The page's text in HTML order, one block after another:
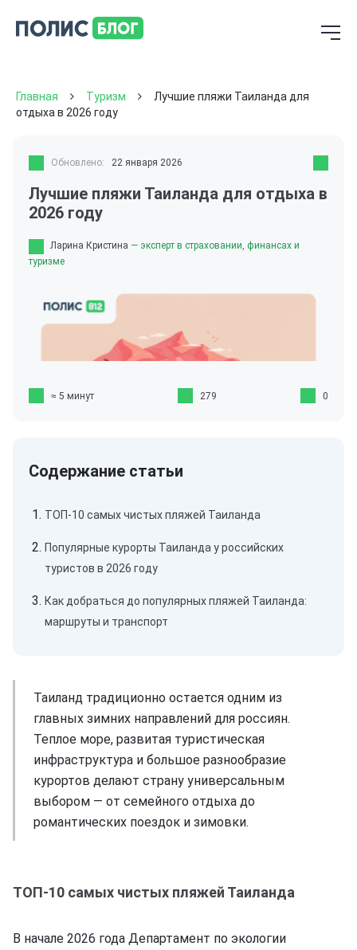
Главная Туризм
Лучшие пляжи Таиланда для
отдыха в 2026 году
Обновлено: 22 января 2026
Лучшие пляжи Таиланда для отдыха в
2026 году
Ларина Кристина — эксперт в страховании, финансах и
туризме
≈ 5 минут 279 0
ТОП-10 самых чистых пляжей Таиланда
Популярные курорты Таиланда у российских
туристов в 2026 году
Как добраться до популярных пляжей Таиланда:
маршруты и транспорт
Таиланд традиционно остается одним из
главных зимних направлений для россиян.
Теплое море, развитая туристическая
инфраструктура и большое разнообразие
курортов делают страну универсальным
выбором — от семейного отдыха до
романтических поездок и зимовки.
ТОП-10 самых чистых пляжей Таиланда
В начале 2026 года Департамент по экологии